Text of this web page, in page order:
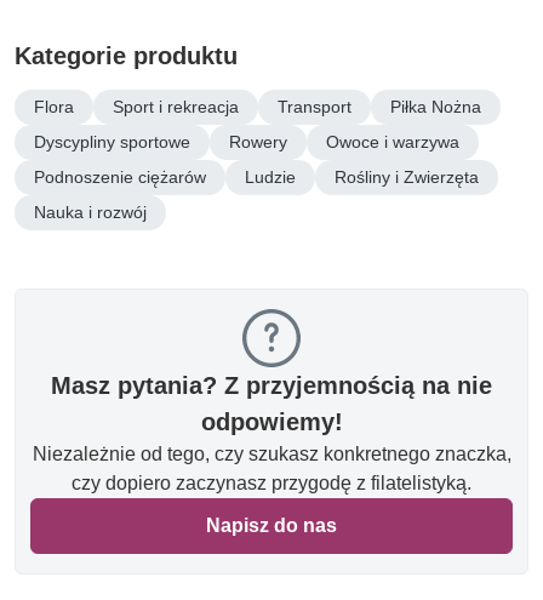
Kategorie produktu
Flora Sport i rekreacja Transport
Piłka Nożna
Dyscypliny sportowe
Rowery
Owoce i warzywa
Podnoszenie ciężarów
Ludzie
Rośliny i Zwierzęta
Nauka i rozwój
Masz pytania? Z przyjemnością na nie
odpowiemy!
Niezależnie od tego, czy szukasz konkretnego znaczka,
czy dopiero zaczynasz przygodę z filatelistyką.
Napisz do nas